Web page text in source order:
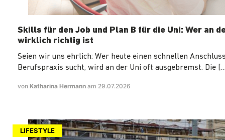
Skills für den Job und Plan B für die Uni: Wer an
wirklich richtig ist
Seien wir uns ehrlich: Wer heute einen schnellen
Berufspraxis sucht, wird an der Uni oft ausgebremst. Die
von Katharina Hermann am 29.07.2026
LIFESTYLE